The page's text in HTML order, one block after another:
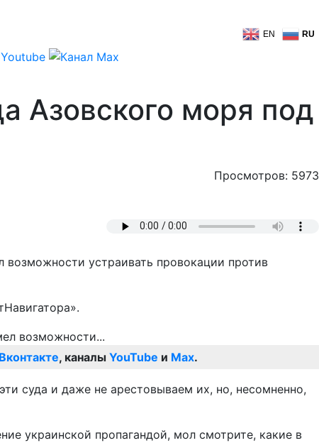
EN RU
Азовского моря под
Просмотров: 5973
устраивать провокации против
Вконтакте, каналы YouTube и Max.
суда и даже не арестовываем их, но, несомненно,
украинской пропагандой, мол смотрите, какие в